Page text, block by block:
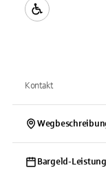
Kontakt
Bargeld-